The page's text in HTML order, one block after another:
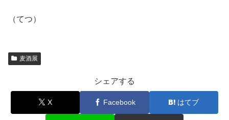
（てつ）
麦酒展
シェアする
X Facebook はてブ